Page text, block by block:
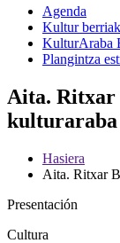
Agenda
Kultur berriak
KulturAraba
Plangintza
Aita. Ritxar
kulturaraba
Hasiera
Aita. Ritxar
Presentación
Cultura